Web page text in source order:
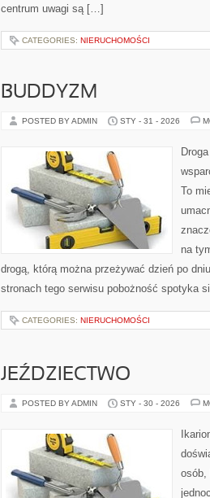
centrum uwagi są […]
CATEGORIES: NIERUCHOMOŚCI
BUDDYZM
POSTED BY ADMIN STY - 31 - 2026
To
na
drogą, którą można przeżywać dzień po
stronach tego serwisu pobożność spotyka
CATEGORIES: NIERUCHOMOŚCI
JEŹDZIECTWO
POSTED BY ADMIN STY - 30 - 2026
osób,